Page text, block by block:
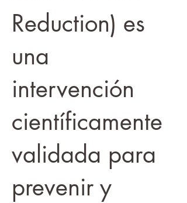
Reduction) es
una
intervención
científicamente
validada para
prevenir y